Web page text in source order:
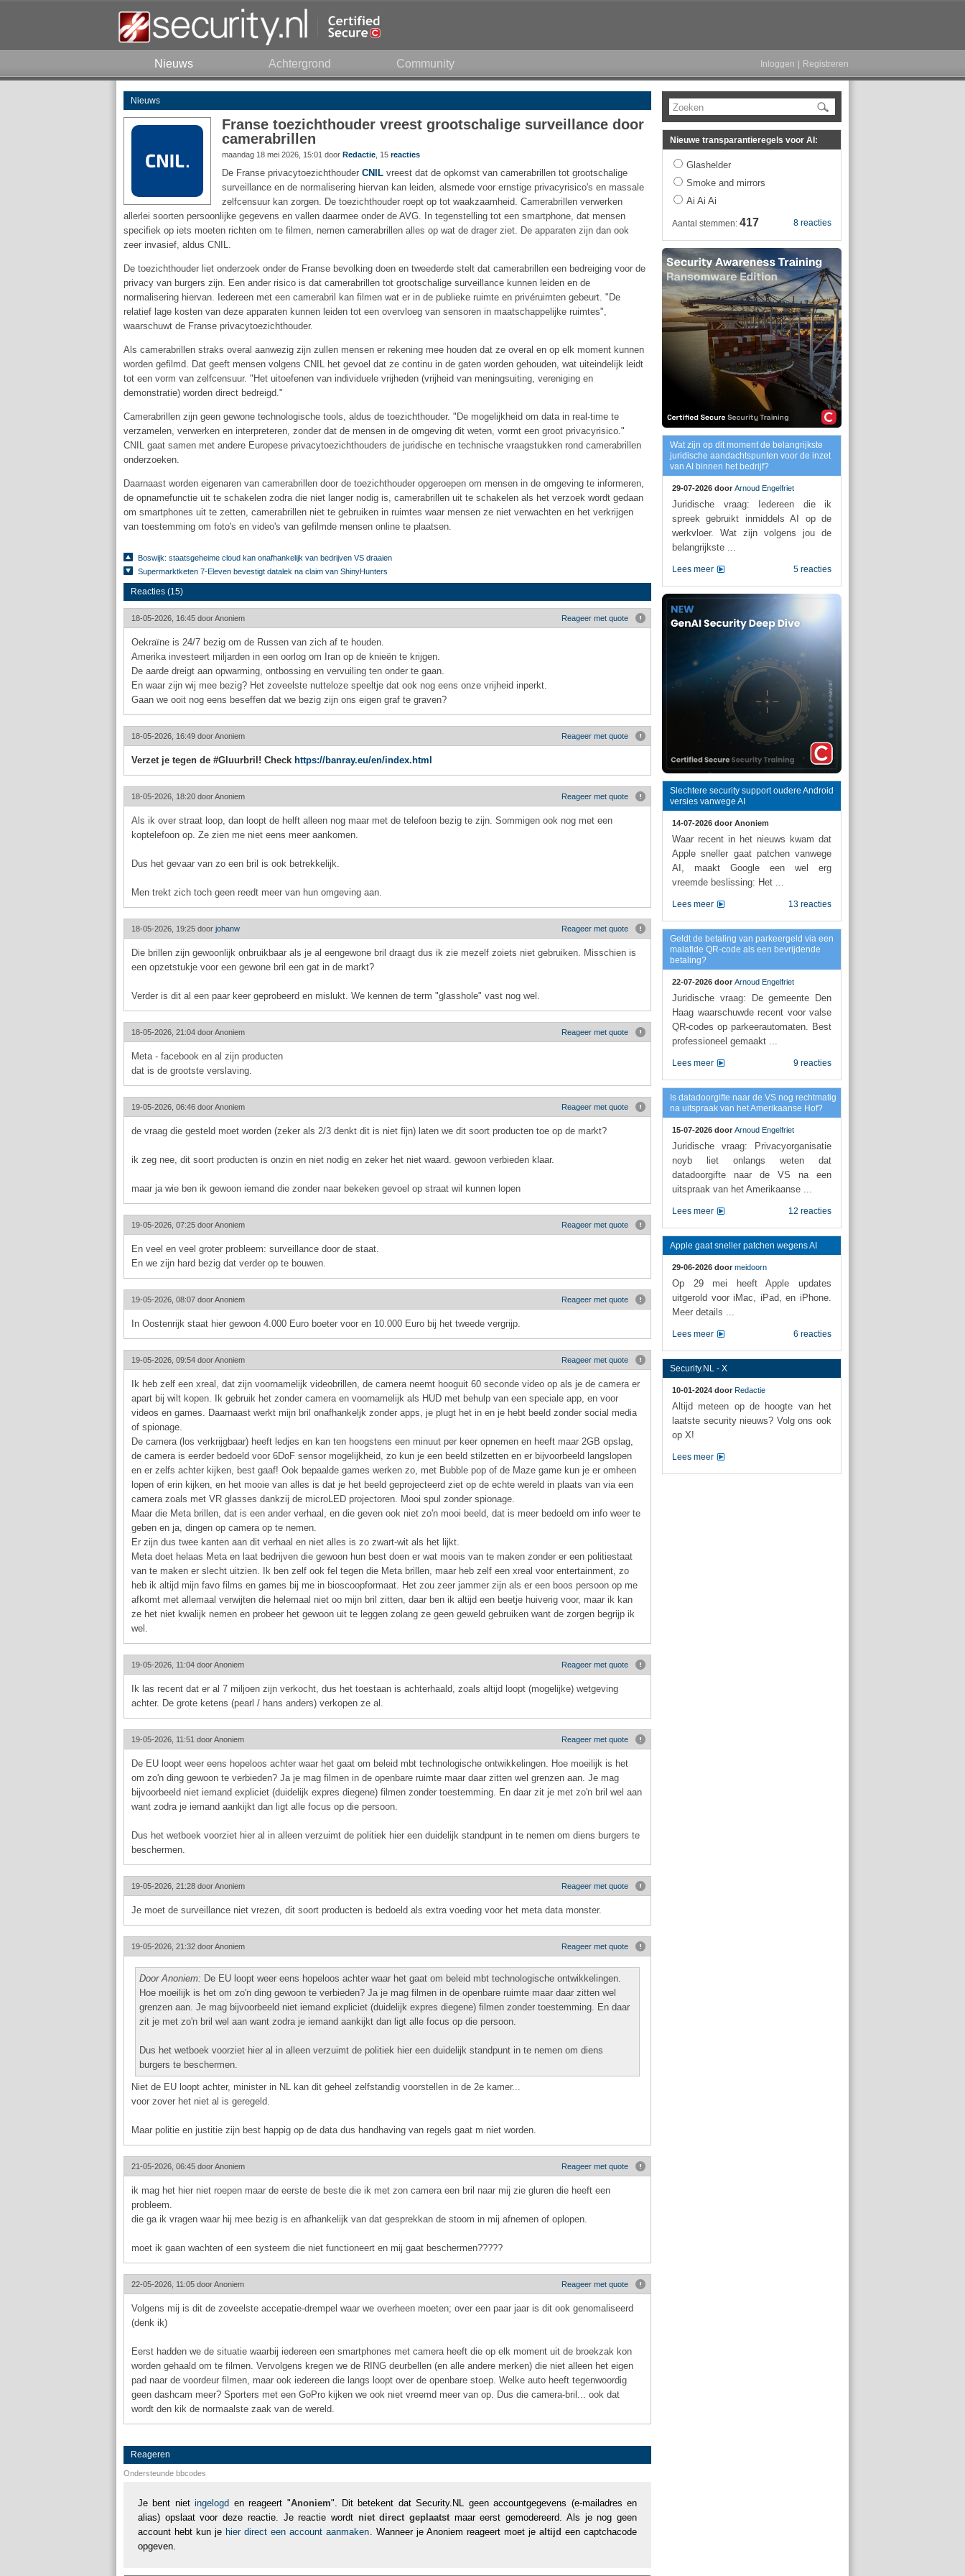
Nieuws Achtergrond Community Inloggen Registreren
Nieuws
Franse toezichthouder vreest grootschalige surveillance door
camerabrillen
maandag 18 mei 2026, 15:01 door Redactie , 15 reacties
De Franse privacytoezichthouder CNIL vreest dat de opkomst van camerabrillen tot grootschalige
surveillance en de normalisering hiervan kan leiden, alsmede voor ernstige privacyrisico's en massale
zelfcensuur kan zorgen. De toezichthouder roept op tot waakzaamheid. Camerabrillen verwerken
allerlei soorten persoonlijke gegevens en vallen daarmee onder de AVG. In tegenstelling tot een smartphone, dat mensen
specifiek op iets moeten richten om te filmen, nemen camerabrillen alles op wat de drager ziet. De apparaten zijn dan ook
zeer invasief, aldus CNIL.
De toezichthouder liet onderzoek onder de Franse bevolking doen en tweederde stelt dat camerabrillen een bedreiging voor de
privacy van burgers zijn. Een ander risico is dat camerabrillen tot grootschalige surveillance kunnen leiden en de
normalisering hiervan. Iedereen met een camerabril kan filmen wat er in de publieke ruimte en privéruimten gebeurt. "De
relatief lage kosten van deze apparaten kunnen leiden tot een overvloeg van sensoren in maatschappelijke ruimtes",
waarschuwt de Franse privacytoezichthouder.
Als camerabrillen straks overal aanwezig zijn zullen mensen er rekening mee houden dat ze overal en op elk moment kunnen
worden gefilmd. Dat geeft mensen volgens CNIL het gevoel dat ze continu in de gaten worden gehouden, wat uiteindelijk leidt
tot een vorm van zelfcensuur. "Het uitoefenen van individuele vrijheden (vrijheid van meningsuiting, vereniging en
demonstratie) worden direct bedreigd."
Camerabrillen zijn geen gewone technologische tools, aldus de toezichthouder. "De mogelijkheid om data in real-time te
verzamelen, verwerken en interpreteren, zonder dat de mensen in de omgeving dit weten, vormt een groot privacyrisico."
CNIL gaat samen met andere Europese privacytoezichthouders de juridische en technische vraagstukken rond camerabrillen
onderzoeken.
Daarnaast worden eigenaren van camerabrillen door de toezichthouder opgeroepen om mensen in de omgeving te informeren,
de opnamefunctie uit te schakelen zodra die niet langer nodig is, camerabrillen uit te schakelen als het verzoek wordt gedaan
om smartphones uit te zetten, camerabrillen niet te gebruiken in ruimtes waar mensen ze niet verwachten en het verkrijgen
van toestemming om foto's en video's van gefilmde mensen online te plaatsen.
Boswijk: staatsgeheime cloud kan onafhankelijk van bedrijven VS draaien
Supermarktketen 7-Eleven bevestigt datalek na claim van ShinyHunters
Reacties (15)
Reageer met quote
18-05-2026, 16:45 doorAnoniem
Oekraïne is 24/7 bezig om de Russen van zich af te houden.
Amerika investeert miljarden in een oorlog om Iran op de knieën te krijgen.
De aarde dreigt aan opwarming, ontbossing en vervuiling ten onder te gaan.
En waar zijn wij mee bezig? Het zoveelste nutteloze speeltje dat ook nog eens onze vrijheid inperkt.
Gaan we ooit nog eens beseffen dat we bezig zijn ons eigen graf te graven?
Reageer met quote
18-05-2026, 16:49 doorAnoniem
Verzet je tegen de #Gluurbril! Check https://banray.eu/en/index.html
Reageer met quote
18-05-2026, 18:20 doorAnoniem
Als ik over straat loop, dan loopt de helft alleen nog maar met de telefoon bezig te zijn. Sommigen ook nog met een
koptelefoon op. Ze zien me niet eens meer aankomen.
Dus het gevaar van zo een bril is ook betrekkelijk.
Men trekt zich toch geen reedt meer van hun omgeving aan.
Reageer met quote
18-05-2026, 19:25 door johanw
Die brillen zijn gewoonlijk onbruikbaar als je al eengewone bril draagt dus ik zie mezelf zoiets niet gebruiken. Misschien is
een opzetstukje voor een gewone bril een gat in de markt?
Verder is dit al een paar keer geprobeerd en mislukt. We kennen de term "glasshole" vast nog wel.
Reageer met quote
18-05-2026, 21:04 doorAnoniem
Meta - facebook en al zijn producten
dat is de grootste verslaving.
Reageer met quote
19-05-2026, 06:46 doorAnoniem
de vraag die gesteld moet worden (zeker als 2/3 denkt dit is niet fijn) laten we dit soort producten toe op de markt?
ik zeg nee, dit soort producten is onzin en niet nodig en zeker het niet waard. gewoon verbieden klaar.
maar ja wie ben ik gewoon iemand die zonder naar bekeken gevoel op straat wil kunnen lopen
Reageer met quote
19-05-2026, 07:25 doorAnoniem
En veel en veel groter probleem: surveillance door de staat.
En we zijn hard bezig dat verder op te bouwen.
Reageer met quote
19-05-2026, 08:07 doorAnoniem
In Oostenrijk staat hier gewoon 4.000 Euro boeter voor en 10.000 Euro bij het tweede vergrijp.
Reageer met quote
19-05-2026, 09:54 doorAnoniem
Ik heb zelf een xreal, dat zijn voornamelijk videobrillen, de camera neemt hooguit 60 seconde video op als je de camera er
apart bij wilt kopen. Ik gebruik het zonder camera en voornamelijk als HUD met behulp van een speciale app, en voor
videos en games. Daarnaast werkt mijn bril onafhankeljk zonder apps, je plugt het in en je hebt beeld zonder social media
of spionage.
De camera (los verkrijgbaar) heeft ledjes en kan ten hoogstens een minuut per keer opnemen en heeft maar 2GB opslag,
de camera is eerder bedoeld voor 6DoF sensor mogelijkheid, zo kun je een beeld stilzetten en er bijvoorbeeld langslopen
en er zelfs achter kijken, best gaaf! Ook bepaalde games werken zo, met Bubble pop of de Maze game kun je er omheen
lopen of erin kijken, en het mooie van alles is dat je het beeld geprojecteerd ziet op de echte wereld in plaats van via een
camera zoals met VR glasses dankzij de microLED projectoren. Mooi spul zonder spionage.
Maar die Meta brillen, dat is een ander verhaal, en die geven ook niet zo'n mooi beeld, dat is meer bedoeld om info weer te
geben en ja, dingen op camera op te nemen.
Er zijn dus twee kanten aan dit verhaal en niet alles is zo zwart-wit als het lijkt.
Meta doet helaas Meta en laat bedrijven die gewoon hun best doen er wat moois van te maken zonder er een politiestaat
van te maken er slecht uitzien. Ik ben zelf ook fel tegen die Meta brillen, maar heb zelf een xreal voor entertainment, zo
heb ik altijd mijn favo films en games bij me in bioscoopformaat. Het zou zeer jammer zijn als er een boos persoon op me
afkomt met allemaal verwijten die helemaal niet oo mijn bril zitten, daar ben ik altijd een beetje huiverig voor, maar ik kan
ze het niet kwalijk nemen en probeer het gewoon uit te leggen zolang ze geen geweld gebruiken want de zorgen begrijp ik
wel.
Reageer met quote
19-05-2026, 11:04 doorAnoniem
Ik las recent dat er al 7 miljoen zijn verkocht, dus het toestaan is achterhaald, zoals altijd loopt (mogelijke) wetgeving
achter. De grote ketens (pearl / hans anders) verkopen ze al.
Reageer met quote
19-05-2026, 11:51 doorAnoniem
De EU loopt weer eens hopeloos achter waar het gaat om beleid mbt technologische ontwikkelingen. Hoe moeilijk is het
om zo'n ding gewoon te verbieden? Ja je mag filmen in de openbare ruimte maar daar zitten wel grenzen aan. Je mag
bijvoorbeeld niet iemand expliciet (duidelijk expres diegene) filmen zonder toestemming. En daar zit je met zo'n bril wel aan
want zodra je iemand aankijkt dan ligt alle focus op die persoon.
Dus het wetboek voorziet hier al in alleen verzuimt de politiek hier een duidelijk standpunt in te nemen om diens burgers te
beschermen.
Reageer met quote
19-05-2026, 21:28 doorAnoniem
Je moet de surveillance niet vrezen, dit soort producten is bedoeld als extra voeding voor het meta data monster.
Reageer met quote
19-05-2026, 21:32 doorAnoniem
Door Anoniem: De EU loopt weer eens hopeloos achter waar het gaat om beleid mbt technologische ontwikkelingen.
Hoe moeilijk is het om zo'n ding gewoon te verbieden? Ja je mag filmen in de openbare ruimte maar daar zitten wel
grenzen aan. Je mag bijvoorbeeld niet iemand expliciet (duidelijk expres diegene) filmen zonder toestemming. En daar
zit je met zo'n bril wel aan want zodra je iemand aankijkt dan ligt alle focus op die persoon.
Dus het wetboek voorziet hier al in alleen verzuimt de politiek hier een duidelijk standpunt in te nemen om diens
burgers te beschermen.
Niet de EU loopt achter, minister in NL kan dit geheel zelfstandig voorstellen in de 2e kamer...
voor zover het niet al is geregeld.
Maar politie en justitie zijn best happig op de data dus handhaving van regels gaat m niet worden.
Reageer met quote
21-05-2026, 06:45 doorAnoniem
ik mag het hier niet roepen maar de eerste de beste die ik met zon camera een bril naar mij zie gluren die heeft een
probleem.
die ga ik vragen waar hij mee bezig is en afhankelijk van dat gesprekkan de stoom in mij afnemen of oplopen.
moet ik gaan wachten of een systeem die niet functioneert en mij gaat beschermen?????
Reageer met quote
22-05-2026, 11:05 doorAnoniem
Volgens mij is dit de zoveelste accepatie-drempel waar we overheen moeten; over een paar jaar is dit ook genomaliseerd
(denk ik)
Eerst hadden we de situatie waarbij iedereen een smartphones met camera heeft die op elk moment uit de broekzak kon
worden gehaald om te filmen. Vervolgens kregen we de RING deurbellen (en alle andere merken) die niet alleen het eigen
pad naar de voordeur filmen, maar ook iedereen die langs loopt over de openbare stoep. Welke auto heeft tegenwoordig
geen dashcam meer? Sporters met een GoPro kijken we ook niet vreemd meer van op. Dus die camera-bril... ook dat
wordt den kik de normaalste zaak van de wereld.
Reageren
Ondersteunde bbcodes
Je bent nietingelogd en reageert "Anoniem". Dit betekent dat Security.NL geen accountgegevens (e-mailadres en
alias) opslaat voor deze reactie. Je reactie wordt niet direct geplaatstmaar eerst gemodereerd. Als je nog geen
account hebt kun je hier direct een account aanmaken. Wanneer je Anoniem reageert moet je altijd een captchacode
opgeven.
Zoeken
Nieuwe transparantieregels voor AI:
Glashelder
Smoke and mirrors
Ai Ai Ai
8 reacties
Aantal stemmen: 417
Wat zijn op dit moment de belangrijkste
juridische aandachtspunten voor de inzet
van AI binnen het bedrijf?
29-07-2026 door Arnoud Engelfriet
Juridische vraag: Iedereen die ik
spreek gebruikt inmiddels AI op de
werkvloer. Wat zijn volgens jou de
belangrijkste ...
5 reacties
Lees meer
Slechtere security support oudere Android
versies vanwege AI
14-07-2026 door Anoniem
Waar recent in het nieuws kwam dat
Apple sneller gaat patchen vanwege
AI, maakt Google een wel erg
vreemde beslissing: Het ...
13 reacties
Lees meer
Geldt de betaling van parkeergeld via een
malafide QR-code als een bevrijdende
betaling?
22-07-2026 door Arnoud Engelfriet
Juridische vraag: De gemeente Den
Haag waarschuwde recent voor valse
QR-codes op parkeerautomaten. Best
professioneel gemaakt ...
9 reacties
Lees meer
Is datadoorgifte naar de VS nog rechtmatig
na uitspraak van het Amerikaanse Hof?
15-07-2026 door Arnoud Engelfriet
Juridische vraag: Privacyorganisatie
noyb liet onlangs weten dat
datadoorgifte naar de VS na een
uitspraak van het Amerikaanse ...
12 reacties
Lees meer
Apple gaat sneller patchen wegens AI
29-06-2026 door meidoorn
Op 29 mei heeft Apple updates
uitgerold voor iMac, iPad, en iPhone.
Meer details ...
6 reacties
Lees meer
Security.NL - X
10-01-2024 door Redactie
Altijd meteen op de hoogte van het
laatste security nieuws? Volg ons ook
op X!
Lees meer